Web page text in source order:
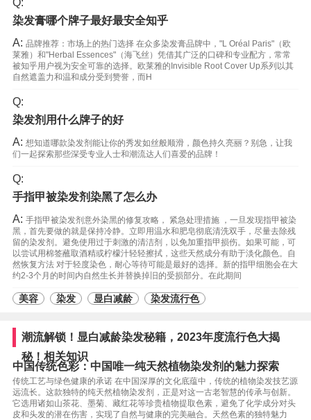
Q:
染发膏哪个牌子最好最安全知乎
A: 品牌推荐：市场上的热门选择 在众多染发膏品牌中，"L Oréal Paris"（欧
莱雅）和"Herbal Essences"（海飞丝）凭借其广泛的口碑和专业配方，常常
被知乎用户视为安全可靠的选择。欧莱雅的Invisible Root Cover Up系列以其
自然遮盖力和温和成分受到赞誉，而H
Q:
染发剂用什么牌子的好
A: 想知道哪款染发剂能让你的秀发如丝般顺滑，颜色持久亮丽？别急，让我
们一起探索那些深受专业人士和潮流达人们喜爱的品牌！
Q:
手指甲被染发剂染黑了怎么办
A: 手指甲被染发剂意外染黑的修复攻略， 紧急处理措施 ，一旦发现指甲被染
黑，首先要做的就是保持冷静。立即用温水和肥皂彻底清洗双手，尽量去除残
留的染发剂。避免使用过于刺激的清洁剂，以免加重指甲损伤。如果可能，可
以尝试用棉签蘸取酒精或柠檬汁轻轻擦拭，这些天然成分有助于淡化颜色。自
然恢复方法 对于轻度染色，耐心等待可能是最好的选择。新的指甲细胞会在大
约2-3个月的时间内自然生长并替换掉旧的受损部分。在此期间
美容 染发 显白减龄 染发流行色
潮流解锁！显白减龄染发秘籍，2023年度流行色大揭
秘！相关知识
中国传统色彩：中国唯一纯天然植物染发剂的魅力探索
传统工艺与绿色健康的承诺 在中国深厚的文化底蕴中，传统的植物染发技艺源
远流长。这款独特的纯天然植物染发剂，正是对这一古老智慧的传承与创新。
它选用诸如山茶花、墨菊、藏红花等珍贵植物提取色素，避免了化学成分对头
皮和头发的潜在伤害，实现了自然与健康的完美融合。天然色素的独特魅力